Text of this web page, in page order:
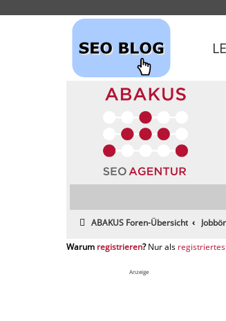
ABAKUS Foren-Übersicht
registrieren
Anzeige